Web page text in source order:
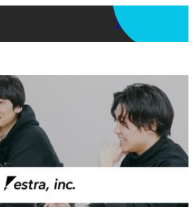
アプリを使う